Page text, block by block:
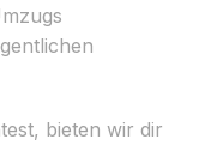
bieten wir dir